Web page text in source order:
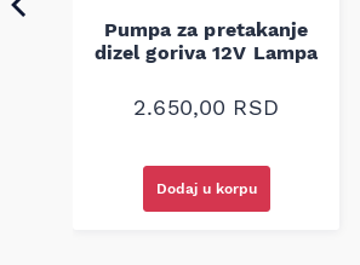
Pumpa za pretakanje
dizel goriva 12V Lampa
2.650,00 RSD
Dodaj u korpu